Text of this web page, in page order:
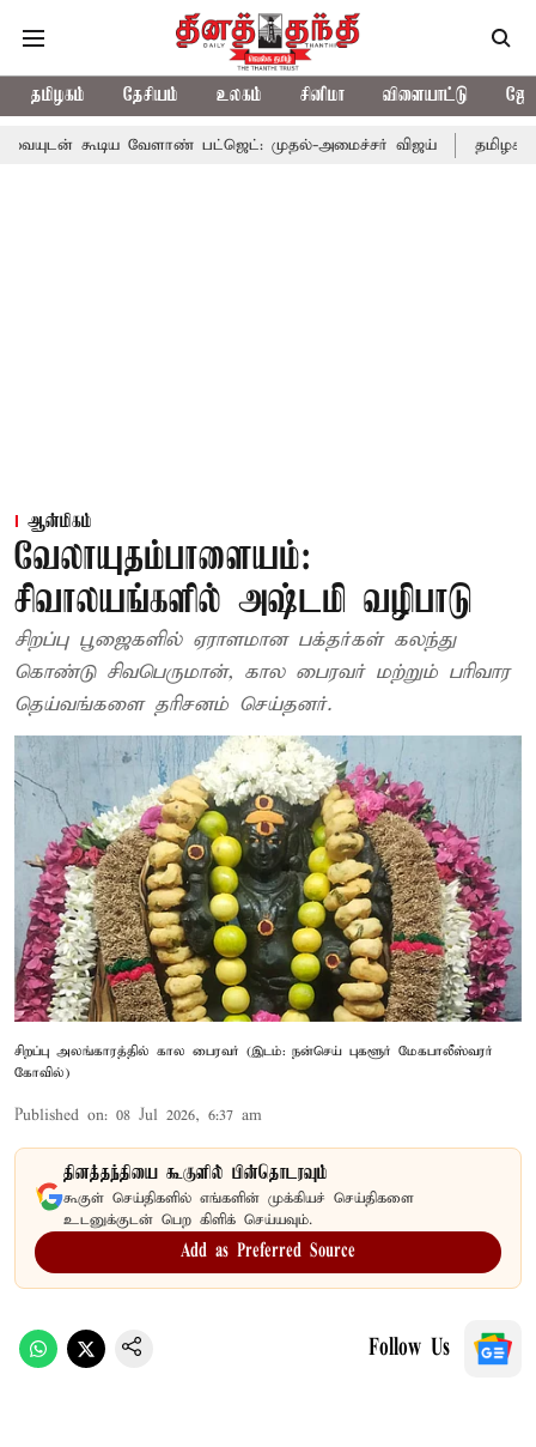
தமிழகம் தேசியம் உலகம் சினிமா விளையாட்டு
வேளாண் பட்ஜெட்: முதல்-அமைச்சர் விஜய் தமிழக அரசியலில்
ஆன்மிகம்
வேலாயுதம்பாளையம்:
சிவாலயங்களில் அஷ்டமி வழிபாடு
சிறப்பு பூஜைகளில் ஏராளமான பக்தர்கள் கலந்து
கொண்டு சிவபெருமான், கால பைரவர் மற்றும் பரிவார
தெய்வங்களை தரிசனம் செய்தனர்.
சிறப்பு அலங்காரத்தில் கால பைரவர் (இடம்: நன்செய் புகளூர் மேகபாலீஸ்வரர்
கோவில்)
Published on: 08 Jul 2026, 6:37 am
தினத்தந்தியை கூகுளில் பின்தொடரவும்
கூகுள் செய்திகளில் எங்களின் முக்கியச் செய்திகளை
உடனுக்குடன் பெற கிளிக் செய்யவும்.
Add as Preferred Source
Follow Us